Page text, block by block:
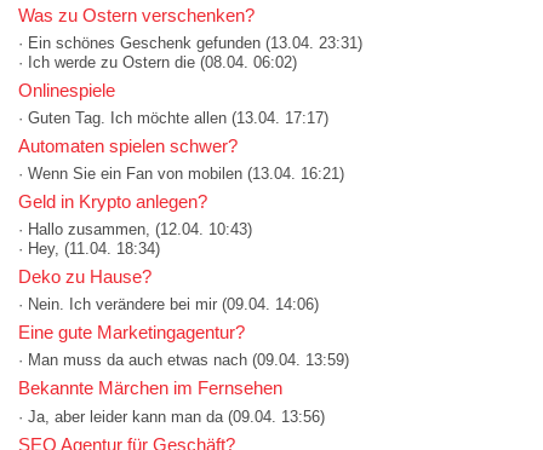
Was zu Ostern verschenken?
· Ein schönes Geschenk gefunden (13.04. 23:31)
· Ich werde zu Ostern die (08.04. 06:02)
Onlinespiele
· Guten Tag. Ich möchte allen (13.04. 17:17)
Automaten spielen schwer?
· Wenn Sie ein Fan von mobilen (13.04. 16:21)
Geld in Krypto anlegen?
· Hallo zusammen, (12.04. 10:43)
· Hey, (11.04. 18:34)
Deko zu Hause?
· Nein. Ich verändere bei mir (09.04. 14:06)
Eine gute Marketingagentur?
· Man muss da auch etwas nach (09.04. 13:59)
Bekannte Märchen im Fernsehen
· Ja, aber leider kann man da (09.04. 13:56)
SEO Agentur für Geschäft?